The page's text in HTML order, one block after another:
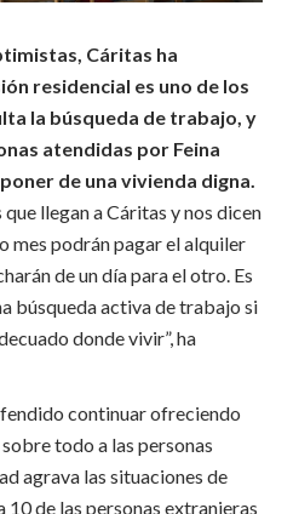
Cáritas ha
residencial es uno de los
la búsqueda de trabajo, y
atendidas por Feina
de una vivienda digna.
que llegan a Cáritas y nos dicen
mes podrán pagar el alquiler
de un día para el otro. Es
búsqueda activa de trabajo si
donde vivir”, ha
continuar ofreciendo
todo a las personas
agrava las situaciones de
10 de las personas extranjeras